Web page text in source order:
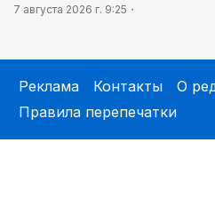
7 августа 2026 г. 9:25
Реклама Контакты
О
Правила перепечатки